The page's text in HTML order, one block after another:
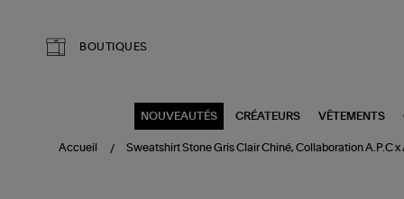
BOUTIQUES
NOUVEAUTÉS CRÉATEURS VÊTEMENTS
Accueil Sweatshirt Stone Gris Clair Chiné, Collaboration A.P.C x